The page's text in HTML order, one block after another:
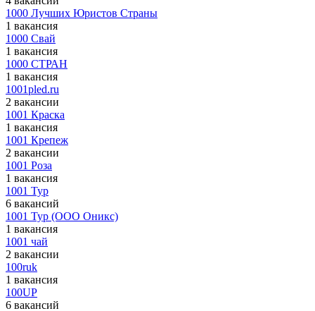
1000 Лучших Юристов Страны
1 вакансия
1000 Свай
1 вакансия
1000 СТРАН
1 вакансия
1001pled.ru
2 вакансии
1001 Краска
1 вакансия
1001 Крепеж
2 вакансии
1001 Роза
1 вакансия
1001 Тур
6 вакансий
1001 Тур (ООО Оникс)
1 вакансия
1001 чай
2 вакансии
100ruk
1 вакансия
100UP
6 вакансий